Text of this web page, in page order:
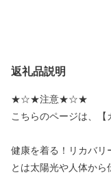
返礼品説明
★☆★注意★☆★
こちらのページは、【
健康を着る！リカバ
とは太陽光や人体から